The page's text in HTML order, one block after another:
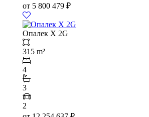
от 5 800 479 ₽
Опалек X 2G
315 m²
4
3
2